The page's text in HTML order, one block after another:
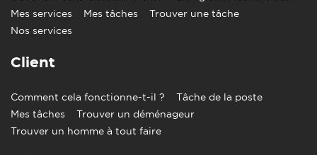
Mes services
Mes tâches
Trouver une tâche
Nos services
Client
Comment cela fonctionne-t-il ?
Tâche de la poste
Mes tâches
Trouver un déménageur
Trouver un homme à tout faire